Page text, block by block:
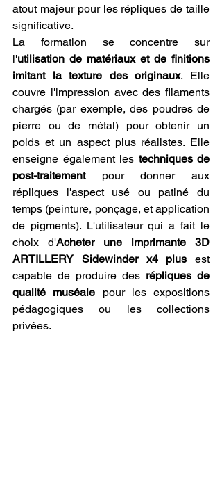
atout majeur pour les répliques de taille
significative.
La formation se concentre sur
l'utilisation de matériaux et de finitions
imitant la texture des originaux. Elle
couvre l'impression avec des filaments
chargés (par exemple, des poudres de
pierre ou de métal) pour obtenir un
poids et un aspect plus réalistes. Elle
enseigne également les techniques de
post-traitement pour donner aux
répliques l'aspect usé ou patiné du
temps (peinture, ponçage, et application
de pigments). L'utilisateur qui a fait le
choix d'Acheter une imprimante 3D
ARTILLERY Sidewinder x4 plus est
capable de produire des répliques de
qualité muséale pour les expositions
pédagogiques ou les collections
privées.